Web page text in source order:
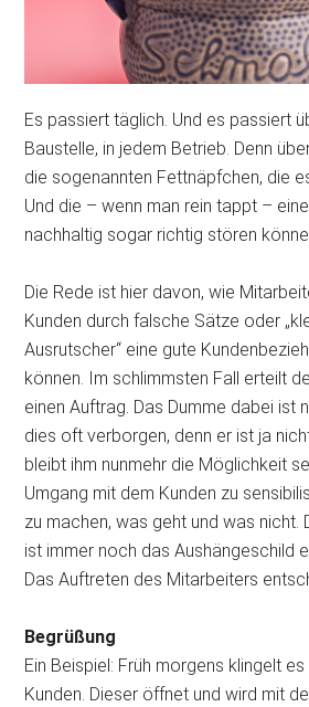
Es passiert täglich. Und es passiert
Baustelle, in jedem Betrieb. Denn
die sogenannten Fettnäpfchen, die
Und die – wenn man rein tappt –
nachhaltig sogar richtig stören
Die Rede ist hier davon, wie
Kunden durch falsche Sätze oder
Ausrutscher“ eine gute
können. Im schlimmsten Fall erteilt
einen Auftrag. Das Dumme dabei ist
dies oft verborgen, denn er ist ja
bleibt ihm nunmehr die Möglichkeit
Umgang mit dem Kunden zu
zu machen, was geht und was nicht.
ist immer noch das Aushängeschild
Das Auftreten des Mitarbeiters
Begrüßung
Ein Beispiel: Früh morgens klingelt
Kunden. Dieser öffnet und wird mit